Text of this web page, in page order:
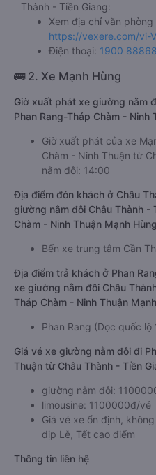
Thành - Tiền Giang:
Xem địa chỉ văn
https://vexere.com/vi-
Điện thoại: 1900
🚌 2. Xe Mạnh Hùng
Giờ xuất phát xe giường nằm
Phan Rang-Tháp Chàm - Ninh
Giờ xuất phát của xe
Chàm - Ninh Thuận từ
nằm đôi: 14:00
Địa điểm đón khách ở Châu
giường nằm đôi Châu Thành -
Chàm - Ninh Thuận Mạnh Hùng
Bến xe trung tâm Cần
Địa điểm trả khách ở Phan
xe giường nằm đôi Châu
Tháp Chàm - Ninh Thuận
Phan Rang (Dọc quốc lộ
Giá vé xe giường nằm đôi đi
Thuận từ Châu Thành - Tiền
giường nằm đôi:
limousine: 1100000đ/vé
Giá vé xe ổn định,
dịp Lễ, Tết cao điểm
Thông tin liên hệ